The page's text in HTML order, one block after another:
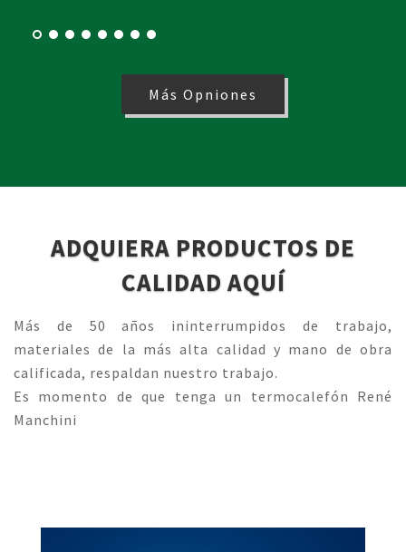
Más Opniones
ADQUIERA PRODUCTOS DE
CALIDAD AQUÍ
Más de 50 años ininterrumpidos de trabajo,
materiales de la más alta calidad y mano de obra
calificada, respaldan nuestro trabajo.
Es momento de que tenga un termocalefón René
Manchini